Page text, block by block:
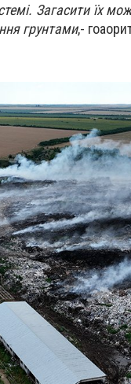
Загасити їх
грунтами,-